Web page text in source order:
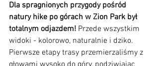
Dla spragnionych przygody pośród
natury hike po górach w Zion Park był
totalnym odjazdem! Przede wszystkim
widoki - kolorowo, naturalnie i dziko.
Pierwsze etapy trasy przemierzaliśmy z